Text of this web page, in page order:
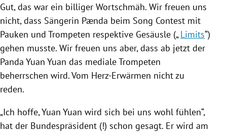
Untermenü
Untermenü
Untermenü
Untermenü
Gut, das war ein billiger Wortschmäh. Wir freuen uns
nicht, dass Sängerin Pænda beim Song Contest mit
Pauken und Trompeten respektive Gesäusle („ Limits“)
gehen musste. Wir freuen uns aber, dass ab jetzt der
Panda Yuan Yuan das mediale Trompeten
beherrschen wird. Vom Herz-Erwärmen nicht zu
reden.
„Ich hoffe, Yuan Yuan wird sich bei uns wohl fühlen“,
hat der Bundespräsident (!) schon gesagt. Er wird am